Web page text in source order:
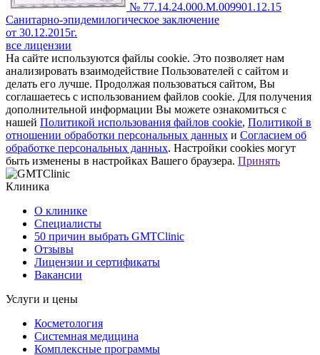
№ 77.14.24.000.М.009901.12.15
Санитарно-эпидемилогическое заключение
от 30.12.2015г.
все лицензии
На сайте используются файлы cookie. Это позволяет нам
анализировать взаимодействие Пользователей с сайтом и
делать его лучше. Продолжая пользоваться сайтом, Вы
соглашаетесь с использованием файлов cookie. Для получения
дополнительной информации Вы можете ознакомиться с
нашей Политикой использования файлов cookie, Политикой в
отношении обработки персональных данных и Согласием об
обработке персональных данных. Настройки cookies могут
быть изменены в настройках Вашего браузера. Принять
Клиника
О клинике
Специалисты
50 причин выбрать GMTClinic
Отзывы
Лицензии и сертификаты
Вакансии
Услуги и цены
Косметология
Системная медицина
Комплексные программы